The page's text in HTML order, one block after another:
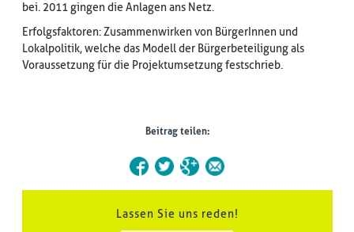
bei. 2011 gingen die Anlagen ans Netz.
Erfolgsfaktoren: Zusammenwirken von BürgerInnen und
Lokalpolitik, welche das Modell der Bürgerbeteiligung als
Voraussetzung für die Projektumsetzung festschrieb.
Beitrag teilen:
Lassen Sie uns reden!